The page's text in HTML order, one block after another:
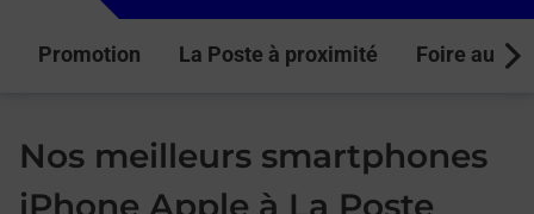
Promotion La Poste à proximité Foire aux
Nos meilleurs smartphones
iPhone Apple à La Poste